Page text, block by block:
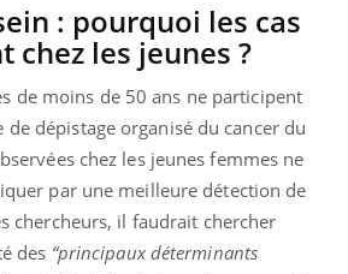
: pourquoi les cas
chez les jeunes ?
de moins de 50 ans ne participent
de dépistage organisé du cancer du
chez les jeunes femmes ne
par une meilleure détection de
chercheurs, il faudrait chercher
des “principaux déterminants